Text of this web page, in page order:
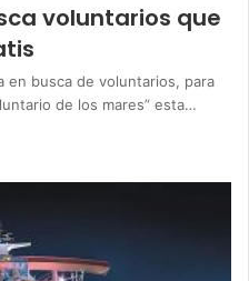
voluntarios que
en busca de voluntarios, para
de los mares” esta…